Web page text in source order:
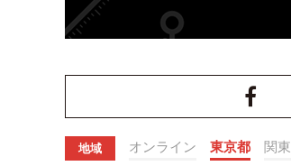
地域 オンライン 東京都 関東